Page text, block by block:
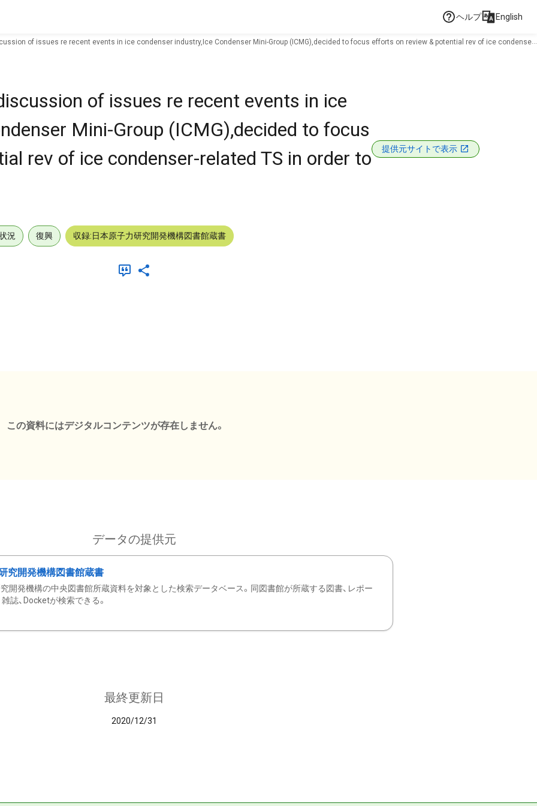
ヘルプ English
of issues re recent events in ice condenser industry,Ice Condenser Mini-Group (ICMG),decided to focus efforts on review & potential rev of ice condenser-
of issues re recent events in ice
Mini-Group (ICMG),decided to focus
rev of ice condenser-related TS in order to
提供元サイトで表示
況 復興 収録:日本原子力研究開発機構図書館蔵書
この資料にはデジタルコンテンツが存在しません。
データの提供元
究開発機構図書館蔵書
開発機構の中央図書館所蔵資料を対象とした検索データベース。同図書館が所蔵する図書、レポー
雑誌、Docketが検索できる。
最終更新日
2020/12/31